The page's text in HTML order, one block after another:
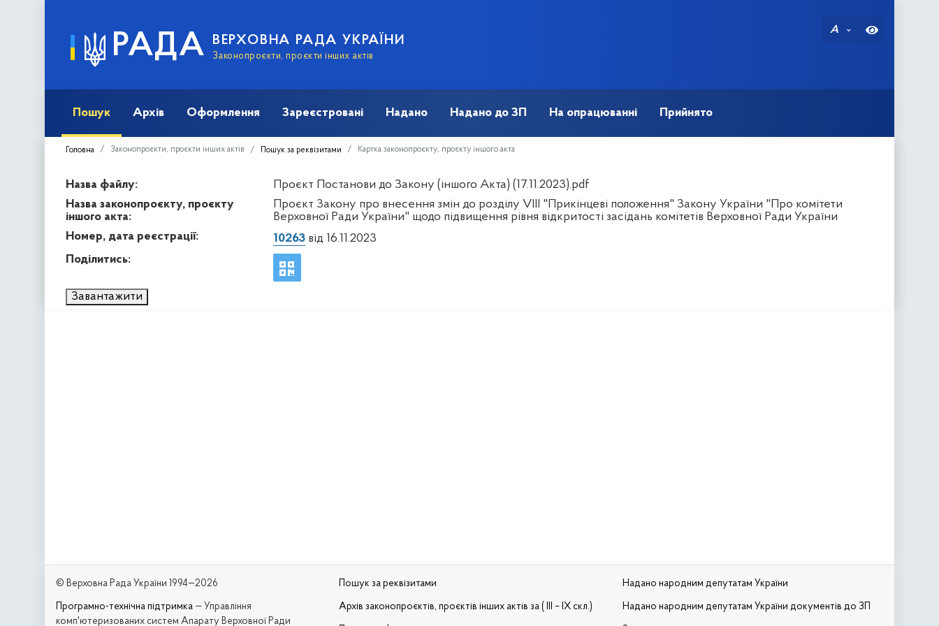
РАДА ВЕРХОВНА РАДА УКРАЇНИ
Законопроєкти, проєкти інших актів
A
Пошук Архів Оформлення Зареєстровані Надано Надано до ЗП На опрацюванні Прийнято
Головна Законопроєкти, проєкти інших актів Пошук за реквізитами Картка законопроєкту, проєкту іншого акта
Назва файлу:
Проєкт Постанови до Закону (іншого Акта) (17.11.2023).pdf
Назва законопроєкту, проєкту
іншого акта:
Проєкт Закону про внесення змін до розділу VIII "Прикінцеві положення" Закону України "Про комітети
Верховної Ради України" щодо підвищення рівня відкритості засідань комітетів Верховної Ради України
Номер, дата реєстрації:
10263від 16.11.2023
Поділитись:
Завантажити
© Верховна Рада України 1994—2026
Програмно-технічна підтримка — Управління
комп'ютеризованих систем Апарату Верховної Ради
Пошук за реквізитами
Архів законопроєктів, проєктів інших актів за ( III – IX скл.)
Надано народним депутатам України
Надано народним депутатам України документів до ЗП